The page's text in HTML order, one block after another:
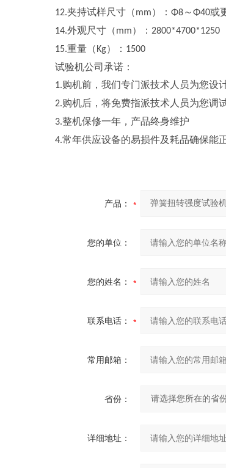
12.夹持试样尺寸（mm）： Φ8～Φ40或
14.外观尺寸（mm）： 2800*4700*1250
15.重量（ Kg）： 1500
试验机公司承诺：
1.购机前，我们专门派技术人员为您设
2.购机后，将免费指派技术人员为您调
3.整机保修一年，产品终身维护
4.常年供应设备的易损件及耗品确保能
产品：
您的单位：
您的姓名：
联系电话：
常用邮箱：
省份：
详细地址：